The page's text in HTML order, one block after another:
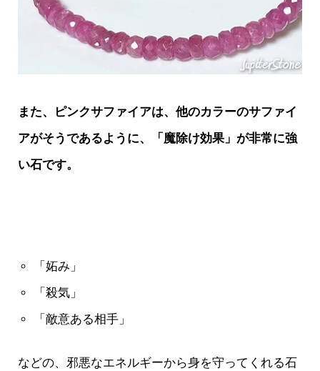
また、ピンクサファイアは、他のカラーのサファイ
アがそうであるように、「魔除け効果」が非常に強
い石です。
「妬み」
「殺気」
「敵意ある相手」
などの、邪悪なエネルギーから身を守ってくれる石